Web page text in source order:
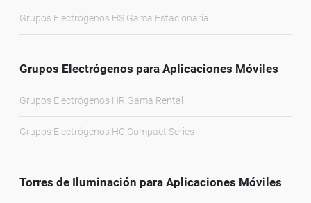
Grupos Electrógenos HS Gama Estacionaria
Grupos Electrógenos para Aplicaciones Móviles
Grupos Electrógenos HR Gama Rental
Grupos Electrógenos HC Compact Series
Torres de Iluminación para Aplicaciones Móviles